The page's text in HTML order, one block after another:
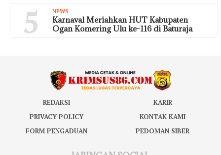
5 NEWS
Karnaval Meriahkan HUT Kabupaten
Ogan Komering Ulu ke-116 di Baturaja
REDAKSI
KARIR
PRIVACY POLICY
KONTAK KAMI
FORM PENGADUAN
PEDOMAN SIBER